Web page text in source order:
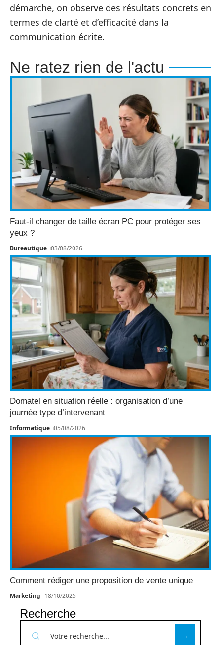
démarche, on observe des résultats concrets en
termes de clarté et d’efficacité dans la
communication écrite.
Ne ratez rien de l'actu
Faut-il changer de taille écran PC pour protéger ses
yeux ?
Bureautique 03/08/2026
Domatel en situation réelle : organisation d’une
journée type d’intervenant
Informatique 05/08/2026
Comment rédiger une proposition de vente unique
Marketing 18/10/2025
Recherche